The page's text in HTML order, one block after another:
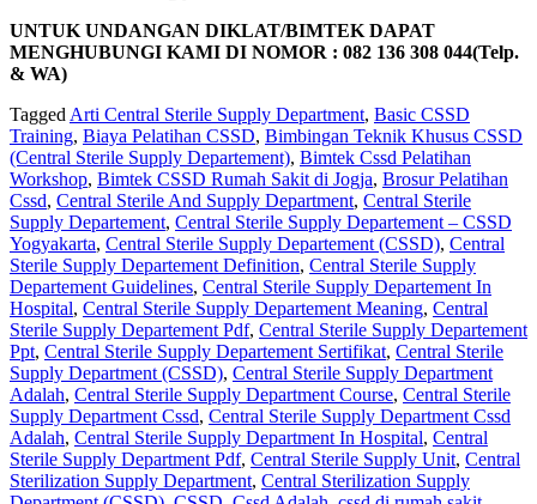
UNTUK UNDANGAN DIKLAT/BIMTEK DAPAT
MENGHUBUNGI KAMI DI NOMOR : 082 136 308 044(Telp.
& WA)
Tagged Arti Central Sterile Supply Department, Basic CSSD
Training, Biaya Pelatihan CSSD, Bimbingan Teknik Khusus CSSD
(Central Sterile Supply Departement), Bimtek Cssd Pelatihan
Workshop, Bimtek CSSD Rumah Sakit di Jogja, Brosur Pelatihan
Cssd, Central Sterile And Supply Department, Central Sterile
Supply Departement, Central Sterile Supply Departement – CSSD
Yogyakarta, Central Sterile Supply Departement (CSSD), Central
Sterile Supply Departement Definition, Central Sterile Supply
Departement Guidelines, Central Sterile Supply Departement In
Hospital, Central Sterile Supply Departement Meaning, Central
Sterile Supply Departement Pdf, Central Sterile Supply Departement
Ppt, Central Sterile Supply Departement Sertifikat, Central Sterile
Supply Department (CSSD), Central Sterile Supply Department
Adalah, Central Sterile Supply Department Course, Central Sterile
Supply Department Cssd, Central Sterile Supply Department Cssd
Adalah, Central Sterile Supply Department In Hospital, Central
Sterile Supply Department Pdf, Central Sterile Supply Unit, Central
Sterilization Supply Department, Central Sterilization Supply